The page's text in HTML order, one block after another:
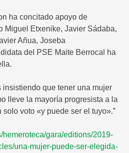
ha concitado apoyo de
Miguel Etxenike, Javier Sádaba,
Añua, Joseba
del PSE Maite Berrocal ha
insistiendo que tener una mujer
lleve la mayoría progresista a la
voto «y puede ser el tuyo».”
hemeroteca/gara/editions/2019-
una-mujer-puede-ser-elegida-